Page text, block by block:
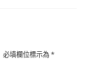
必填欄位標示為*